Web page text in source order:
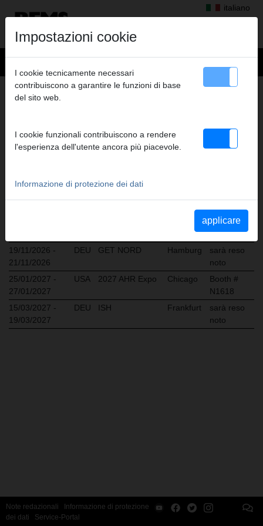
italiano
DATE FIERE
Qui di seguito troverete tutte le date attuali:
sarà reso
noto
19/11/2026 -
21/11/2026
DEU GET NORD Hamburg
sarà reso
noto
25/01/2027 -
27/01/2027
USA 2027 AHR Expo Chicago
Booth #
N1618
15/03/2027 -
19/03/2027
DEU ISH Frankfurt
sarà reso
noto
Note redazionali
Informazione di protezione
dei dati
Service-Portal
Impostazioni cookie
I cookie tecnicamente necessari
contribuiscono a garantire le funzioni di base
del sito web.
I cookie funzionali contribuiscono a rendere
l'esperienza dell'utente ancora più piacevole.
Informazione di protezione dei dati
applicare